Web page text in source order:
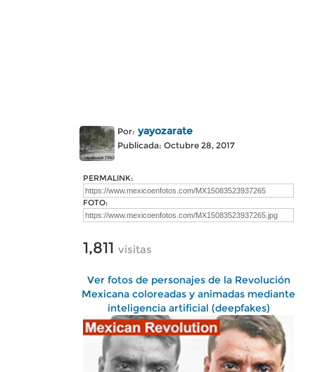
Por: yayozarate
Publicada: Octubre 28, 2017
PERMALINK:
FOTO:
1,811 visitas
Ver fotos de personajes de la Revolución
Mexicana coloreadas y animadas mediante
inteligencia artificial (deepfakes)